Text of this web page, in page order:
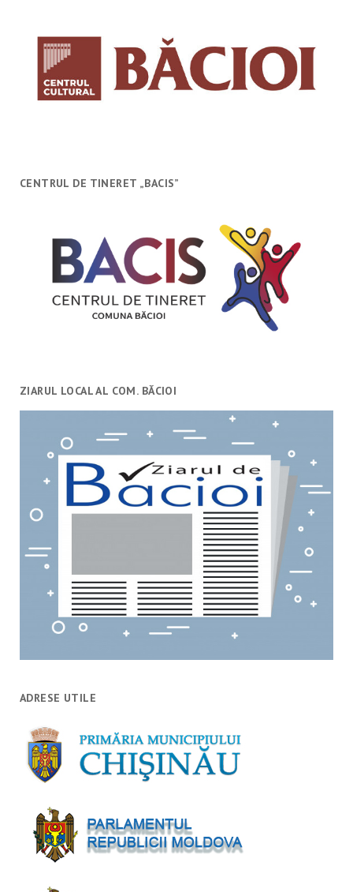
CENTRUL DE TINERET „BACIS”
ZIARUL LOCAL AL COM. BĂCIOI
ADRESE UTILE